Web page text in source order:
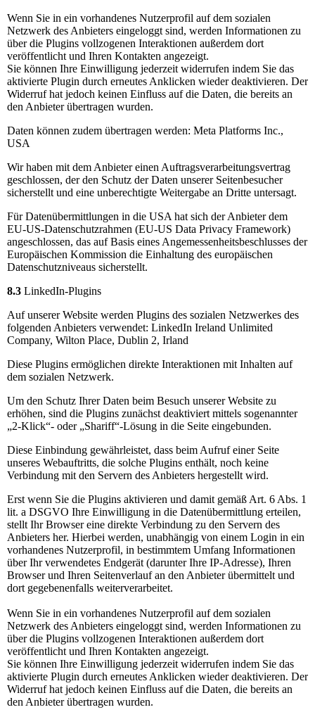
Wenn Sie in ein vorhandenes Nutzerprofil auf dem sozialen
Netzwerk des Anbieters eingeloggt sind, werden Informationen zu
über die Plugins vollzogenen Interaktionen außerdem dort
veröffentlicht und Ihren Kontakten angezeigt.
Sie können Ihre Einwilligung jederzeit widerrufen indem Sie das
aktivierte Plugin durch erneutes Anklicken wieder deaktivieren. Der
Widerruf hat jedoch keinen Einfluss auf die Daten, die bereits an
den Anbieter übertragen wurden.
Daten können zudem übertragen werden: Meta Platforms Inc.,
USA
Wir haben mit dem Anbieter einen Auftragsverarbeitungsvertrag
geschlossen, der den Schutz der Daten unserer Seitenbesucher
sicherstellt und eine unberechtigte Weitergabe an Dritte untersagt.
Für Datenübermittlungen in die USA hat sich der Anbieter dem
EU-US-Datenschutzrahmen (EU-US Data Privacy Framework)
angeschlossen, das auf Basis eines Angemessenheitsbeschlusses der
Europäischen Kommission die Einhaltung des europäischen
Datenschutzniveaus sicherstellt.
8.3 LinkedIn-Plugins
Auf unserer Website werden Plugins des sozialen Netzwerkes des
folgenden Anbieters verwendet: LinkedIn Ireland Unlimited
Company, Wilton Place, Dublin 2, Irland
Diese Plugins ermöglichen direkte Interaktionen mit Inhalten auf
dem sozialen Netzwerk.
Um den Schutz Ihrer Daten beim Besuch unserer Website zu
erhöhen, sind die Plugins zunächst deaktiviert mittels sogenannter
„2-Klick“- oder „Shariff“-Lösung in die Seite eingebunden.
Diese Einbindung gewährleistet, dass beim Aufruf einer Seite
unseres Webauftritts, die solche Plugins enthält, noch keine
Verbindung mit den Servern des Anbieters hergestellt wird.
Erst wenn Sie die Plugins aktivieren und damit gemäß Art. 6 Abs. 1
lit. a DSGVO Ihre Einwilligung in die Datenübermittlung erteilen,
stellt Ihr Browser eine direkte Verbindung zu den Servern des
Anbieters her. Hierbei werden, unabhängig von einem Login in ein
vorhandenes Nutzerprofil, in bestimmtem Umfang Informationen
über Ihr verwendetes Endgerät (darunter Ihre IP-Adresse), Ihren
Browser und Ihren Seitenverlauf an den Anbieter übermittelt und
dort gegebenenfalls weiterverarbeitet.
Wenn Sie in ein vorhandenes Nutzerprofil auf dem sozialen
Netzwerk des Anbieters eingeloggt sind, werden Informationen zu
über die Plugins vollzogenen Interaktionen außerdem dort
veröffentlicht und Ihren Kontakten angezeigt.
Sie können Ihre Einwilligung jederzeit widerrufen indem Sie das
aktivierte Plugin durch erneutes Anklicken wieder deaktivieren. Der
Widerruf hat jedoch keinen Einfluss auf die Daten, die bereits an
den Anbieter übertragen wurden.